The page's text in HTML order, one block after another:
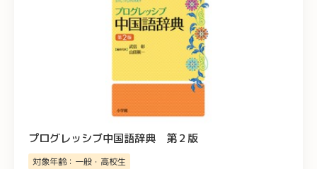
プログレッシブ中国語辞典 第２版
対象年齢：一般・高校生